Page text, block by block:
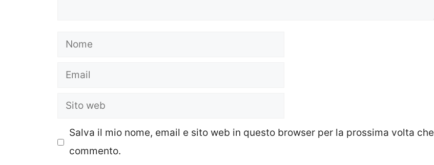
Nome
Email
Sito
Salva il mio nome, email e sito web in questo browser per la prossima volta che
commento.